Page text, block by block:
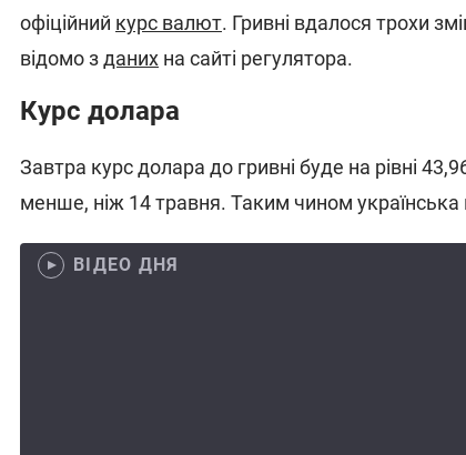
офіційний курс валют. Гривні вдалося трохи
відомо зданих на сайті регулятора.
Курс долара
Завтра курс долара до гривні буде на рівні
менше, ніж 14 травня. Таким чином
ВІДЕО ДНЯ